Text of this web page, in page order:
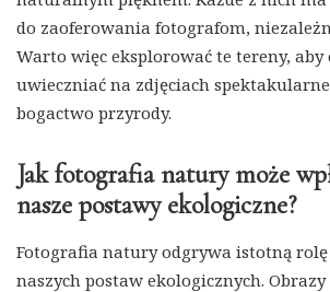
do zaoferowania fotografom,
Warto więc eksplorować te tereny,
uwieczniać na zdjęciach
bogactwo przyrody.
Jak fotografia natury może
nasze postawy ekologiczne?
Fotografia natury odgrywa istotną
naszych postaw ekologicznych.